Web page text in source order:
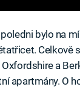
bylo na
Celkově
a
apartmány. O